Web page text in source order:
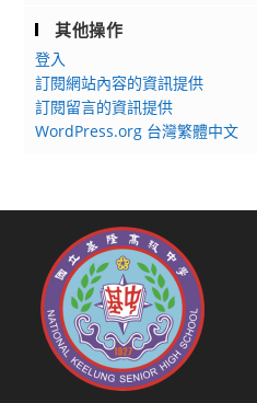
其他操作
登入
訂閱網站內容的資訊提供
訂閱留言的資訊提供
WordPress.org 台灣繁體中文